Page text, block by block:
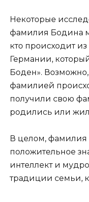
Некоторые
фамилия Бодина
кто происходит
Германии,
Боден».
фамилией
получили свою
родились или
В целом,
положительное
интеллект и
традиции семьи,